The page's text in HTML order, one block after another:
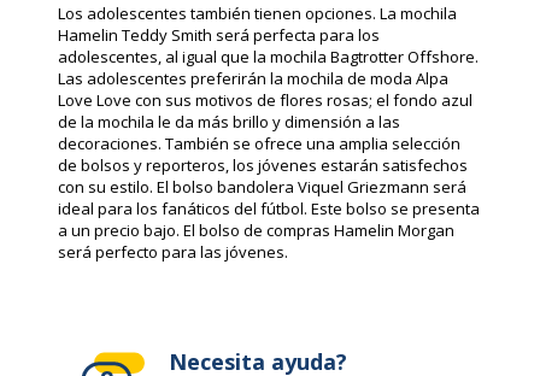
Los adolescentes también tienen opciones. La mochila
Hamelin Teddy Smith será perfecta para los
adolescentes, al igual que la mochila Bagtrotter Offshore.
Las adolescentes preferirán la mochila de moda Alpa
Love Love con sus motivos de flores rosas; el fondo azul
de la mochila le da más brillo y dimensión a las
decoraciones. También se ofrece una amplia selección
de bolsos y reporteros, los jóvenes estarán satisfechos
con su estilo. El bolso bandolera Viquel Griezmann será
ideal para los fanáticos del fútbol. Este bolso se presenta
a un precio bajo. El bolso de compras Hamelin Morgan
será perfecto para las jóvenes.
Necesita ayuda?